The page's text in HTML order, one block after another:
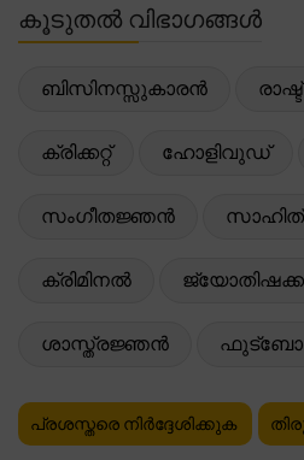
കൂടുതൽ വിഭാഗങ്ങൾ
ബിസിനസ്സുകാരൻ
ക്രിക്കറ്റ് ഹോളിവുഡ്
സംഗീതജ്ഞൻ
ക്രിമിനൽ
ശാസ്ത്രജ്ഞൻ
പ്രശസ്തരെ നിർദ്ദേശിക്കുക